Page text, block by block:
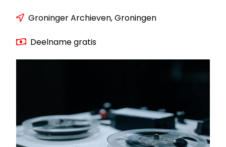
Groninger Archieven, Groningen
Deelname gratis